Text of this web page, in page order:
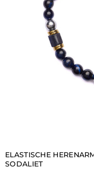
ELASTISCHE
SODALIET